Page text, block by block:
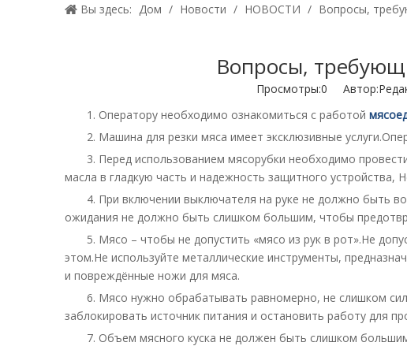
Вы здесь: Дом / Новости / НОВОСТИ / Вопросы,
Вопросы,
Просмотры:0
1. Оператору необходимо ознакомиться с работой
2. Машина для резки мяса имеет эксклюзивные
3. Перед использованием мясорубки необходимо
масла в гладкую часть и надежность защитного устройства,
4. При включении выключателя на руке не должно быть
ожидания не должно быть слишком большим, чтобы
5. Мясо – чтобы не допустить «мясо из рук в рот».Не
этом.Не используйте металлические инструменты,
и повреждённые ножи для мяса.
6. Мясо нужно обрабатывать равномерно, не слишком
заблокировать источник питания и остановить работу для
7. Объем мясного куска не должен быть слишком